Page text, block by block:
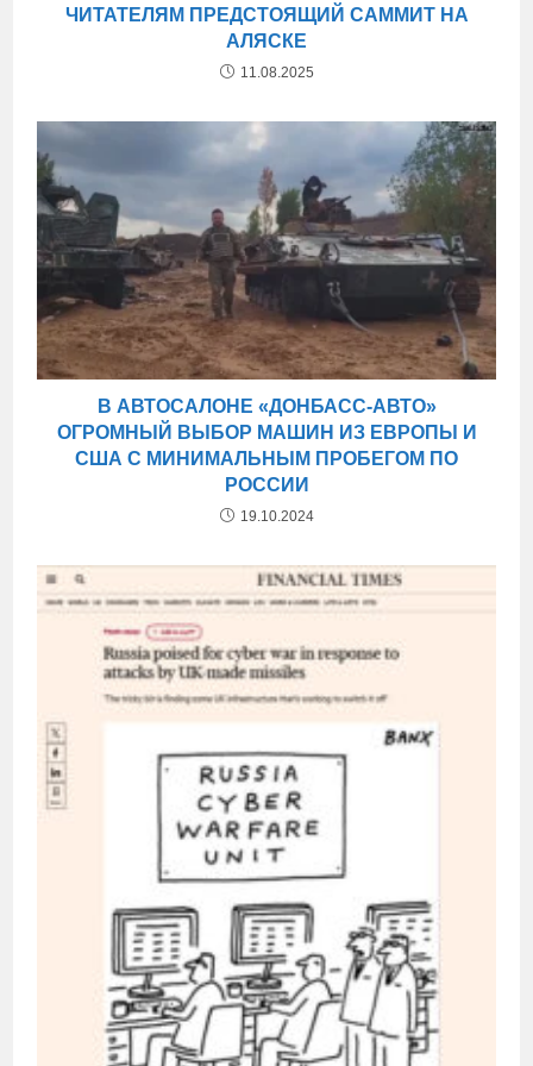
ЧИТАТЕЛЯМ ПРЕДСТОЯЩИЙ САММИТ НА
АЛЯСКЕ
11.08.2025
В АВТОСАЛОНЕ «ДОНБАСС-АВТО»
ОГРОМНЫЙ ВЫБОР МАШИН ИЗ ЕВРОПЫ И
США С МИНИМАЛЬНЫМ ПРОБЕГОМ ПО
РОССИИ
19.10.2024